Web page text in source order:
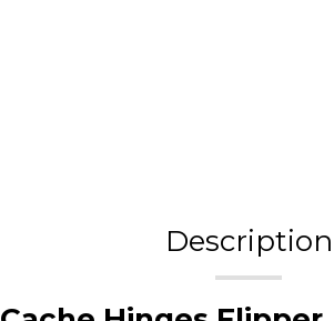
Description